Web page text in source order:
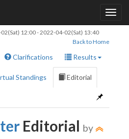
12:00-2022-04-02(Sat) 13:40
Back to Home
Clarifications Results
Standings Editorial
Editorial by